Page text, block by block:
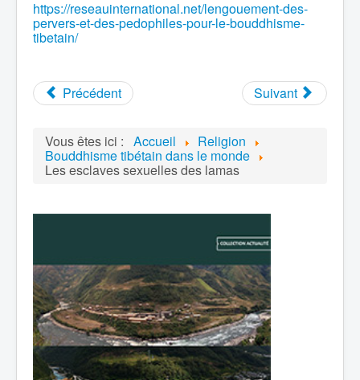
https://reseauinternational.net/lengouement-des-
pervers-et-des-pedophiles-pour-le-bouddhisme-
tibetain/
Précédent Suivant
Vous êtes ici : Accueil Religion
Bouddhisme tibétain dans le monde
Les esclaves sexuelles des lamas